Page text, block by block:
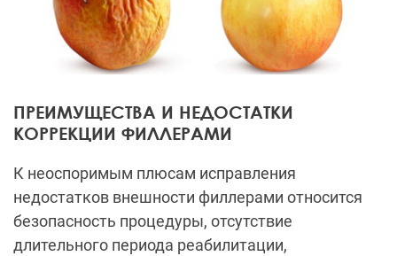
ПРЕИМУЩЕСТВА И НЕДОСТАТКИ
КОРРЕКЦИИ ФИЛЛЕРАМИ
К неоспоримым плюсам исправления
недостатков внешности филлерами относится
безопасность процедуры, отсутствие
длительного периода реабилитации,